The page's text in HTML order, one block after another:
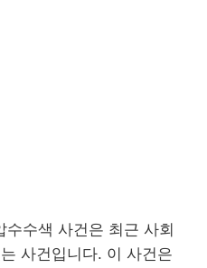
수색 사건은 최근 사회
사건입니다. 이 사건은